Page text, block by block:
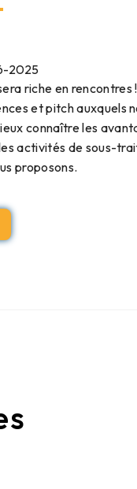
2025
riche en
et pitch auxquels
connaître les
activités de sous-
proposons.